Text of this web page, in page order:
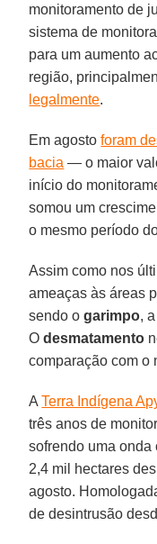
monitoramento de
sistema de
para um aumento
região,
legalmente.
Em agostoforam
bacia — o maior
início do
somou um
o mesmo período
Assim como nos
ameaças às áreas
sendo ogarimpo,
Odesmatamento
comparação com o
ATerra Indígena
três anos de
sofrendo uma onda
2,4 mil hectares
agosto.
de desintrusão